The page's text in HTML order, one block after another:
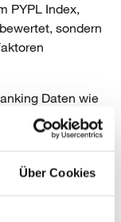
Über Cookies
PYPL Index,
sondern
Daten wie
jeweilige
und
Sieger
Python